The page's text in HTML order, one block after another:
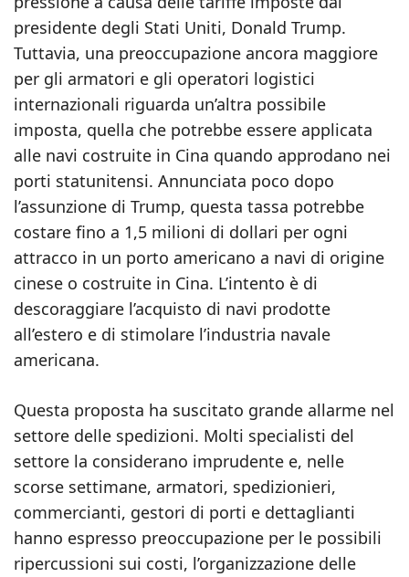
presidente degli Stati Uniti, Donald Trump.
Tuttavia, una preoccupazione ancora maggiore
per gli armatori e gli operatori logistici
internazionali riguarda un’altra possibile
imposta, quella che potrebbe essere applicata
alle navi costruite in Cina quando approdano nei
porti statunitensi. Annunciata poco dopo
l’assunzione di Trump, questa tassa potrebbe
costare fino a 1,5 milioni di dollari per ogni
attracco in un porto americano a navi di origine
cinese o costruite in Cina. L’intento è di
descoraggiare l’acquisto di navi prodotte
all’estero e di stimolare l’industria navale
americana.
Questa proposta ha suscitato grande allarme nel
settore delle spedizioni. Molti specialisti del
settore la considerano imprudente e, nelle
scorse settimane, armatori, spedizionieri,
commercianti, gestori di porti e dettaglianti
hanno espresso preoccupazione per le possibili
ripercussioni sui costi, l’organizzazione delle